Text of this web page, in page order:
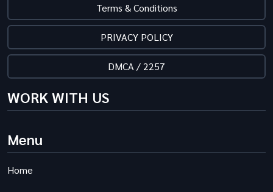
Terms & Conditions
PRIVACY POLICY
DMCA / 2257
WORK WITH US
Menu
Home